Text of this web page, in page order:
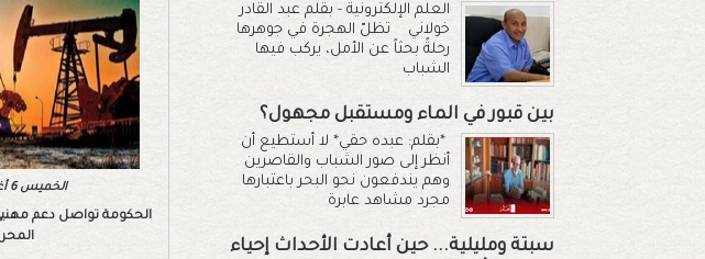
الخميس 6 أغسطس 2026 - 11:50
الحكومة تواصل دعم
العلم الإلكترونية - بقلم عبد القادر
خولاني تظلّ الهجرة في جوهرها
رحلةً بحثاً عن الأمل، يركب فيها
الشباب
بين قبور في الماء ومستقبل مجهول؟
*بقلم: عبده حقي* لا أستطيع أن
أنظر إلى صور الشباب والقاصرين
وهم يندفعون نحو البحر باعتبارها
مجرد مشاهد عابرة
سبتة ومليلية... حين أعادت الأحداث إحياء